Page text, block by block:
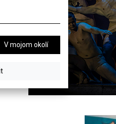
V mojom okolí
Previous